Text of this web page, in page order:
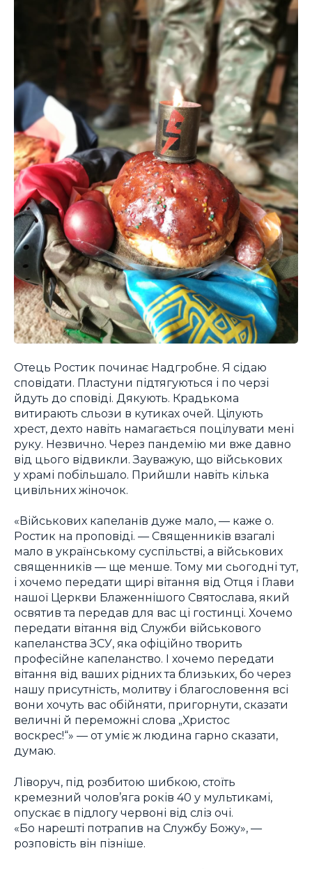
Отець Ростик починає Надгробне. Я сідаю
сповідати. Пластуни підтягуються і по черзі
йдуть до сповіді. Дякують. Крадькома
витирають сльози в кутиках очей. Цілують
хрест, дехто навіть намагається поцілувати мені
руку. Незвично. Через пандемію ми вже давно
від цього відвикли. Зауважую, що військових
у храмі побільшало. Прийшли навіть кілька
цивільних жіночок.
«Військових капеланів дуже мало, — каже о.
Ростик на проповіді. — Священників взагалі
мало в українському суспільстві, а військових
священників — ще менше. Тому ми сьогодні тут,
і хочемо передати щирі вітання від Отця і Глави
нашої Церкви Блаженнішого Святослава, який
освятив та передав для вас ці гостинці. Хочемо
передати вітання від Служби військового
капеланства ЗСУ, яка офіційно творить
професійне капеланство. І хочемо передати
вітання від ваших рідних та близьких, бо через
нашу присутність, молитву і благословення всі
вони хочуть вас обійняти, пригорнути, сказати
величні й переможні слова „Христос
воскрес!“» — от уміє ж людина гарно сказати,
думаю.
Ліворуч, під розбитою шибкою, стоїть
кремезний чолов’яга років 40 у мультикамі,
опускає в підлогу червоні від сліз очі.
«Бо нарешті потрапив на Службу Божу», —
розповість він пізніше.